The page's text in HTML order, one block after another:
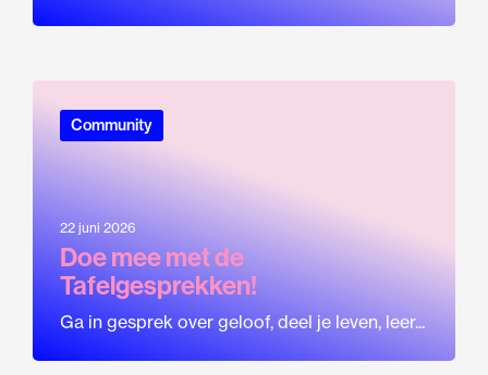
Community
22 juni 2026
Doe mee met de
Tafelgesprekken!
Ga in gesprek over geloof, deel je leven, leer...